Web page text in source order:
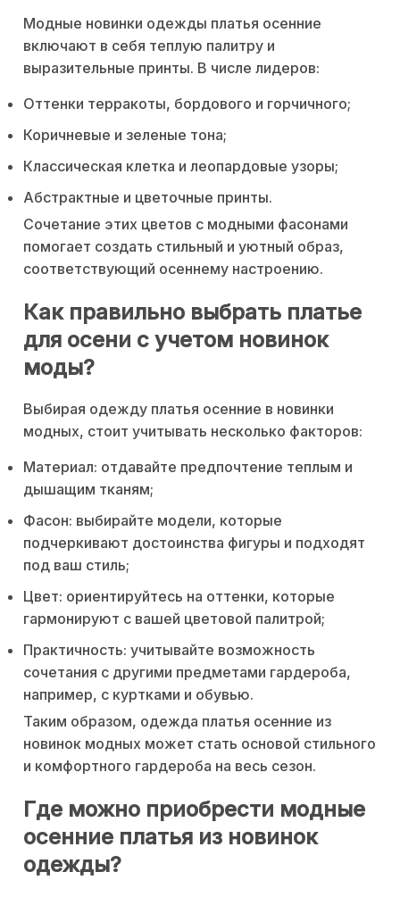
Модные новинки одежды платья осенние
включают в себя теплую палитру и
выразительные принты. В числе лидеров:
Оттенки терракоты, бордового и горчичного;
Коричневые и зеленые тона;
Классическая клетка и леопардовые узоры;
Абстрактные и цветочные принты.
Сочетание этих цветов с модными фасонами
помогает создать стильный и уютный образ,
соответствующий осеннему настроению.
Как правильно выбрать платье
для осени с учетом новинок
моды?
Выбирая одежду платья осенние в новинки
модных, стоит учитывать несколько факторов:
Материал: отдавайте предпочтение теплым и
дышащим тканям;
Фасон: выбирайте модели, которые
подчеркивают достоинства фигуры и подходят
под ваш стиль;
Цвет: ориентируйтесь на оттенки, которые
гармонируют с вашей цветовой палитрой;
Практичность: учитывайте возможность
сочетания с другими предметами гардероба,
например, с куртками и обувью.
Таким образом, одежда платья осенние из
новинок модных может стать основой стильного
и комфортного гардероба на весь сезон.
Где можно приобрести модные
осенние платья из новинок
одежды?